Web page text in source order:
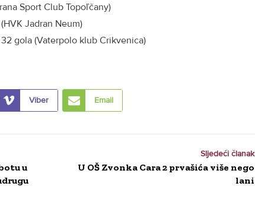
Sport Club Topoľčany)
Jadran Neum)
gola (Vaterpolo klub Crikvenica)
Viber Email
u
Sljedeći članak
U OŠ Zvonka Cara 2 prvašića više nego
lani